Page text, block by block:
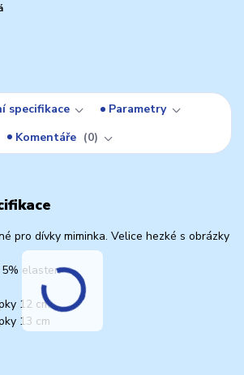
specifikace
Parametry
Komentáře
0
pro dívky miminka. Velice hezké s obrázky
elasten
12 cm
13 cm